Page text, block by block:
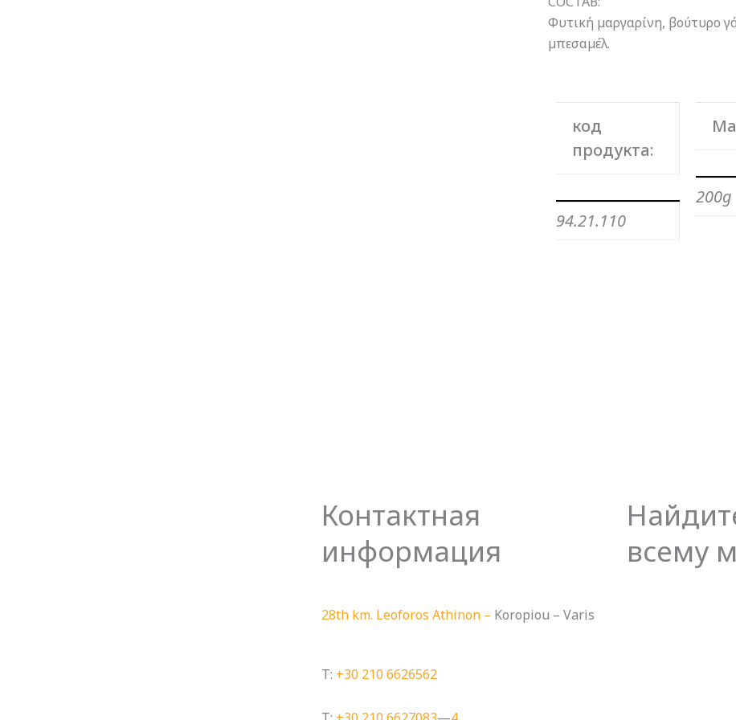
Φυτική µαργαρίνη, βούτυρο
µπεσαµέλ.
код
продукта:
94.21.110
200g
Контактная
информация
28th km. Leoforos Athinon – Koropiou – Varis
T: +30 210 6626562
всему